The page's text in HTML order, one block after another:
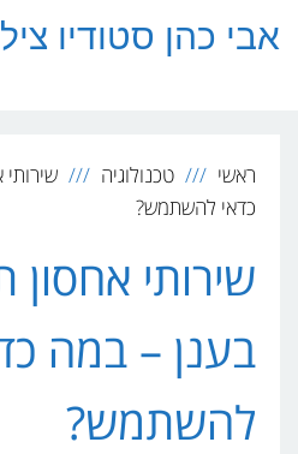
אבי כהן סטודיו
ראשי טכנולוגיה
כדאי להשתמש?
שירותי אחסון
בענן – במה
להשתמש?